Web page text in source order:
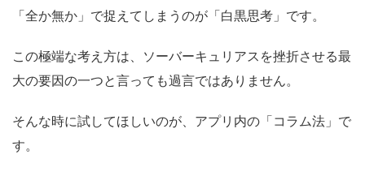
「全か無か」で捉えてしまうのが「白黒思考」です。
この極端な考え方は、ソーバーキュリアスを挫折させる最
大の要因の一つと言っても過言ではありません。
そんな時に試してほしいのが、アプリ内の「コラム法」で
す。